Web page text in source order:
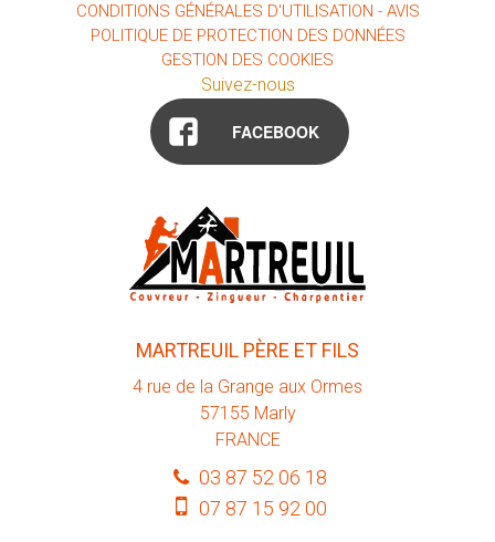
CONDITIONS GÉNÉRALES D'UTILISATION - AVIS
POLITIQUE DE PROTECTION DES DONNÉES
GESTION DES COOKIES
Suivez-nous
FACEBOOK
MARTREUIL PÈRE ET FILS
4 rue de la Grange aux Ormes
57155 Marly
FRANCE
03 87 52 06 18
07 87 15 92 00